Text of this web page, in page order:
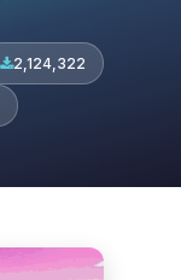
2,124,322